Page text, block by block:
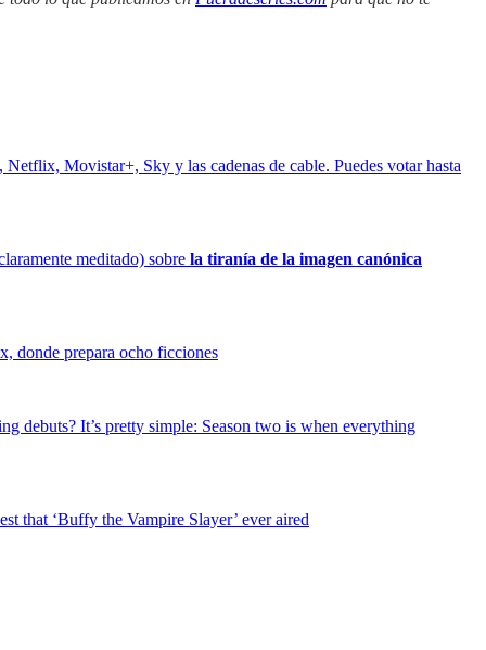
Movistar+, Sky y las cadenas de cable. Puedes votar hasta
meditado) sobre la tiranía de la imagen canónica
donde prepara ocho ficciones
debuts? It’s pretty simple: Season two is when everything
that ‘Buffy the Vampire Slayer’ ever aired